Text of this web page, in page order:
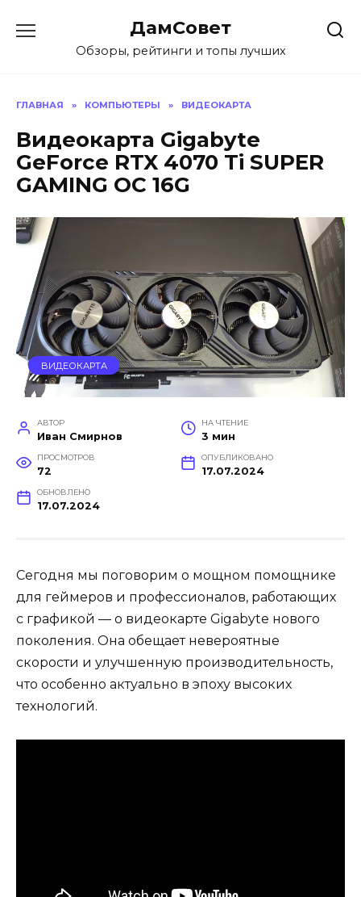
содержанию
ДамСовет
Обзоры, рейтинги и топы лучших
ГЛАВНАЯ » КОМПЬЮТЕРЫ » ВИДЕОКАРТА
Видеокарта Gigabyte
GeForce RTX 4070 Ti SUPER
GAMING OC 16G
ВИДЕОКАРТА
АВТОР
Иван Смирнов
НА ЧТЕНИЕ
3 мин
ПРОСМОТРОВ
72
ОПУБЛИКОВАНО
17.07.2024
ОБНОВЛЕНО
17.07.2024
Сегодня мы поговорим о мощном помощнике
для геймеров и профессионалов, работающих
с графикой — о видеокарте Gigabyte нового
поколения. Она обещает невероятные
скорости и улучшенную производительность,
что особенно актуально в эпоху высоких
технологий.